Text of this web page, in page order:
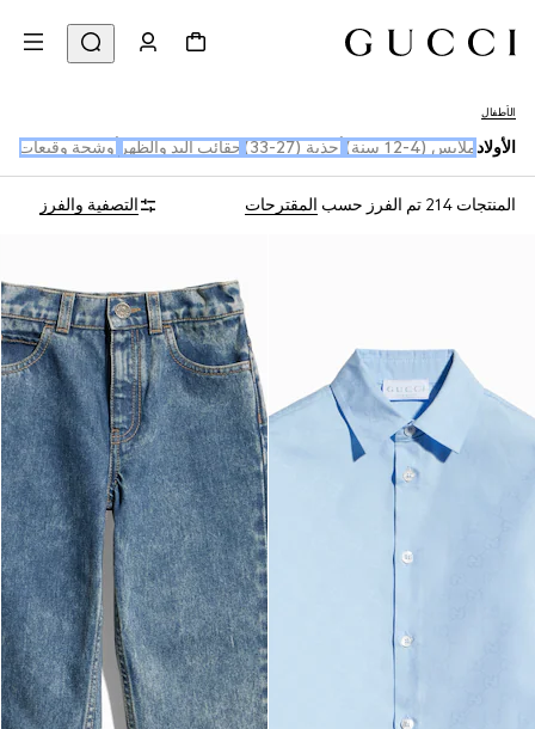
الأطفال
الأولادملابس (4-12 سنة) أحذية (27-33) حقائب اليد والظهر أوشحة وقبعات
المنتجات 214 تم الفرز حسب المقترحات التصفية والفرز